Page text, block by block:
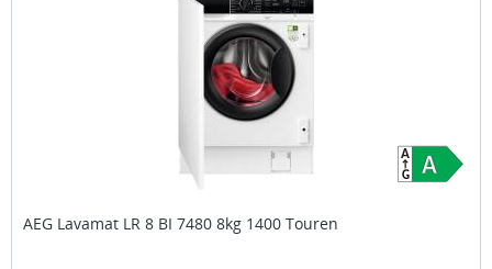
AEG Lavamat LR 8 BI 7480 8kg 1400 Touren